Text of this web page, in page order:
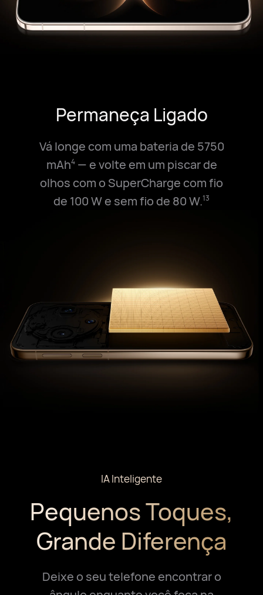
Permaneça Ligado
Vá longe com uma bateria de 5750
mAh4— e volte em um piscar de
olhos com o SuperCharge com fio
de 100⁠ W e sem fio de 80⁠ W.13
IA Inteligente
Pequenos Toques,
Grande Diferença
Deixe o seu telefone encontrar o